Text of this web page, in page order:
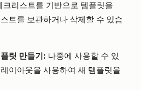
크리스트를 기반으로 템플릿을
트를 보관하거나 삭제할 수 있습
릿 만들기: 나중에 사용할 수 있
레이아웃을 사용하여 새 템플릿을